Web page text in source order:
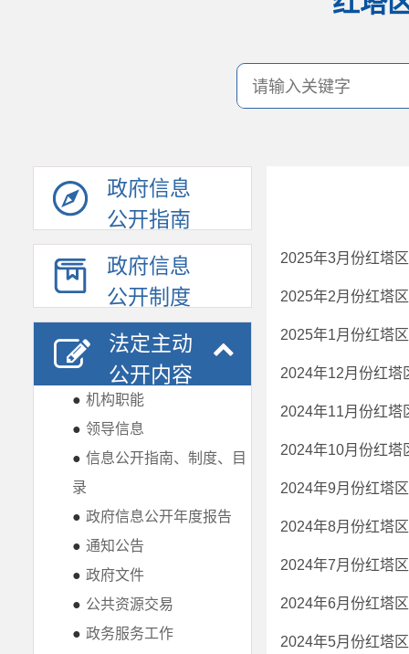
政府信息
公开指南
政府信息
公开制度
法定主动
公开内容
● 机构职能
● 领导信息
● 信息公开指南、制度、目
录
● 政府信息公开年度报告
● 通知公告
● 政府文件
● 公共资源交易
● 政务服务工作
2025年3月份红塔
2025年2月份红塔
2025年1月份红塔
2024年12月份红塔
2024年11月份红塔
2024年10月份红塔
2024年9月份红塔
2024年8月份红塔
2024年7月份红塔
2024年6月份红塔
2024年5月份红塔